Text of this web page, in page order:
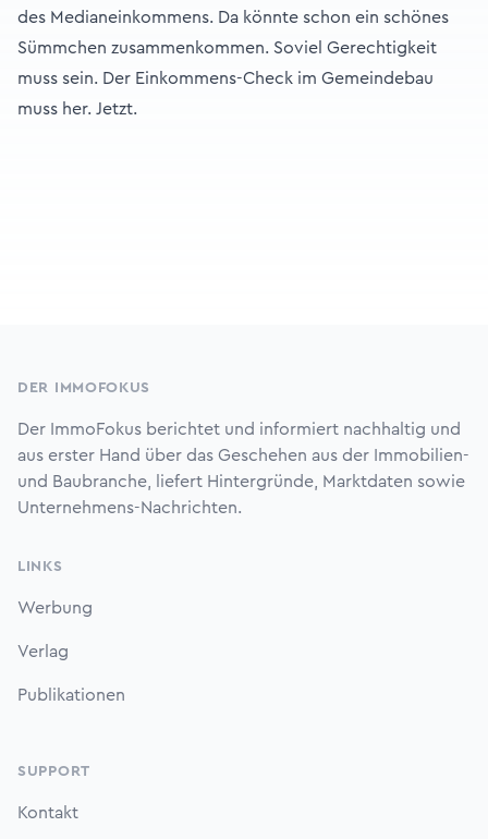
des Medianeinkommens. Da könnte schon ein schönes
Sümmchen zusammenkommen. Soviel Gerechtigkeit
muss sein. Der Einkommens-Check im Gemeindebau
muss her. Jetzt.
DER IMMOFOKUS
Der ImmoFokus berichtet und informiert nachhaltig und
aus erster Hand über das Geschehen aus der Immobilien-
und Baubranche, liefert Hintergründe, Marktdaten sowie
Unternehmens-Nachrichten.
LINKS
Werbung
Verlag
Publikationen
SUPPORT
Kontakt